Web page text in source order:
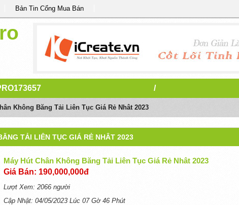
Bản Tin Cổng Mua Bán
/
Không Băng Tải Liên Tục Giá Rẻ Nhât 2023
TẢI LIÊN TỤC GIÁ RẺ NHÂT 2023
Máy Hút Chân Không Băng Tải Liên Tục Giá Rẻ Nhât 2023
Giá Bán: 190,000,000đ
Lượt Xem: 2066 người
Cập Nhật: 04/05/2023 Lúc 07 Gờ 46 Phút